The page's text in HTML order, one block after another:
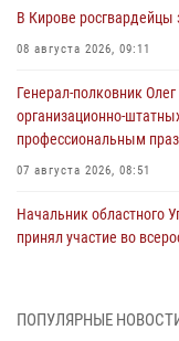
В Кирове
08 августа 2026, 09:11
Генерал-полковник
организационно-
профессиональным
07 августа 2026, 08:51
Начальник областного
принял участие во
ПОПУЛЯРНЫЕ